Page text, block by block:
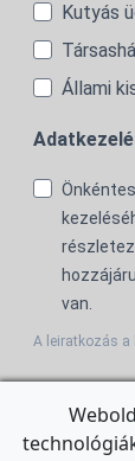
Kutyás
Állami
van.
A leiratkozás a